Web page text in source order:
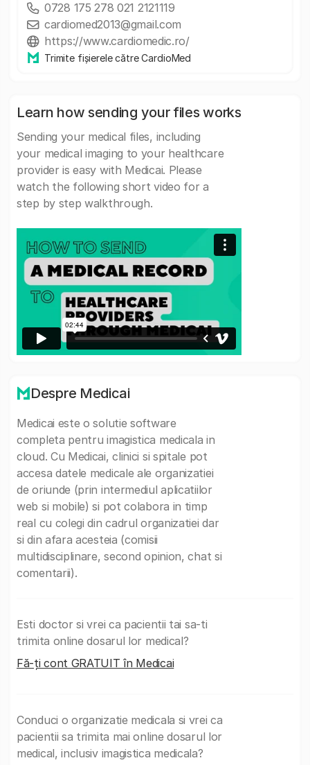
0728 175 278 021 2121119
cardiomed2013@gmail.com
https://www.cardiomedic.ro/
Trimite fișierele către CardioMed
Learn how sending your files works
Sending your medical files, including
your medical imaging to your healthcare
provider is easy with Medicai. Please
watch the following short video for a
step by step walkthrough.
Despre Medicai
Medicai este o solutie software
completa pentru imagistica medicala in
cloud. Cu Medicai, clinici si spitale pot
accesa datele medicale ale organizatiei
de oriunde (prin intermediul aplicatiilor
web si mobile) si pot colabora in timp
real cu colegi din cadrul organizatiei dar
si din afara acesteia (comisii
multidisciplinare, second opinion, chat si
comentarii).
Esti doctor si vrei ca pacientii tai sa-ti
trimita online dosarul lor medical?
Fă-ți cont GRATUIT în Medicai
Conduci o organizatie medicala si vrei ca
pacientii sa trimita mai online dosarul lor
medical, inclusiv imagistica medicala?